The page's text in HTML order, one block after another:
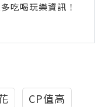
吃喝玩樂資訊！
CP值高